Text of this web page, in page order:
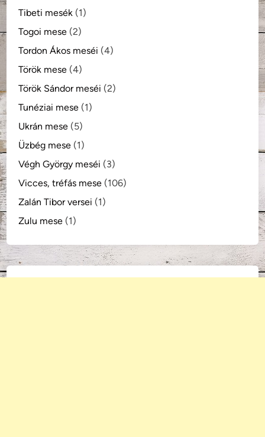
Tibeti mesék (1)
Togoi mese (2)
Tordon Ákos meséi (4)
Török mese (4)
Török Sándor meséi (2)
Tunéziai mese (1)
Ukrán mese (5)
Üzbég mese (1)
Végh György meséi (3)
Vicces, tréfás mese (106)
Zalán Tibor versei (1)
Zulu mese (1)